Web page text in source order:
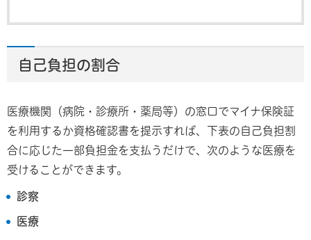
自己負担の割合
医療機関（病院・診療所・薬局等）の窓口でマイナ保険証
を利用するか資格確認書を提示すれば、下表の自己負担割
合に応じた一部負担金を支払うだけで、次のような医療を
受けることができます。
診察
医療